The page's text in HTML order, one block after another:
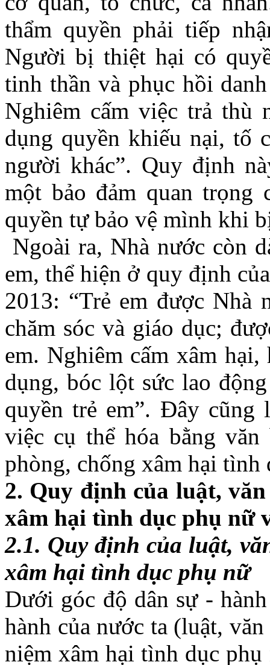
thẩm quyền phải tiếp
Người bị thiệt hại có
tinh thần và phục hồi
Nghiêm cấm việc trả thù
dụng quyền khiếu nại, tố
người khác”. Quy định
một bảo đảm quan trọng
quyền tự bảo vệ mình khi
Ngoài ra, Nhà nước còn
em, thể hiện ở quy định
2013: “Trẻ em được Nhà
chăm sóc và giáo dục;
em. Nghiêm cấm xâm
dụng, bóc lột sức lao
quyền trẻ em”. Đây
việc cụ thể hóa bằng
phòng, chống xâm hại tình
2. Quy định của luật,
xâm hại tình dục phụ nữ
2.1. Quy định của luật,
xâm hại tình dục phụ nữ
Dưới góc độ dân sự -
hành của nước ta (luật,
niệm xâm hại tình dục